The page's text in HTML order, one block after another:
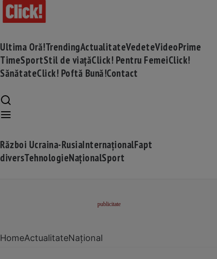
Ultima Oră!TrendingActualitateVedeteVideoPrime
TimeSportStil de viațăClick! Pentru FemeiClick!
SănătateClick! Poftă Bună!Contact
Război Ucraina-RusiaInternaționalFapt
diversTehnologieNaționalSport
HomeActualitateNațional